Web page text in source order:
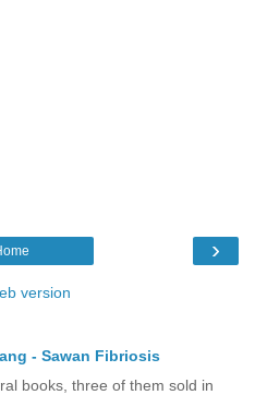
›
version
- Sawan Fibriosis
books, three of them sold in